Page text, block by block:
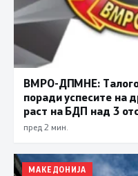
ВМРО-ДПМНЕ:
поради успесите на
раст на БДП над 3
се показатели за
пред 2 мин.
МАКЕДОНИЈА